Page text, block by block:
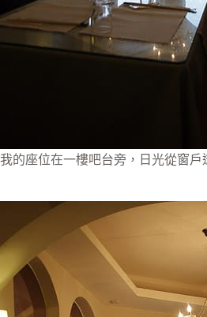
我的座位在一樓吧台旁，日光從窗